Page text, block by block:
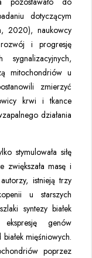
dotyczącym
2020), naukowcy
i progresję
mitochondriów u
zmierzyć
krwi i tkance
działania
stymulowała siłę
zwiększała masę i
istnieją trzy
u starszych
syntezy białek
genów
mięśniowych.
poprzez